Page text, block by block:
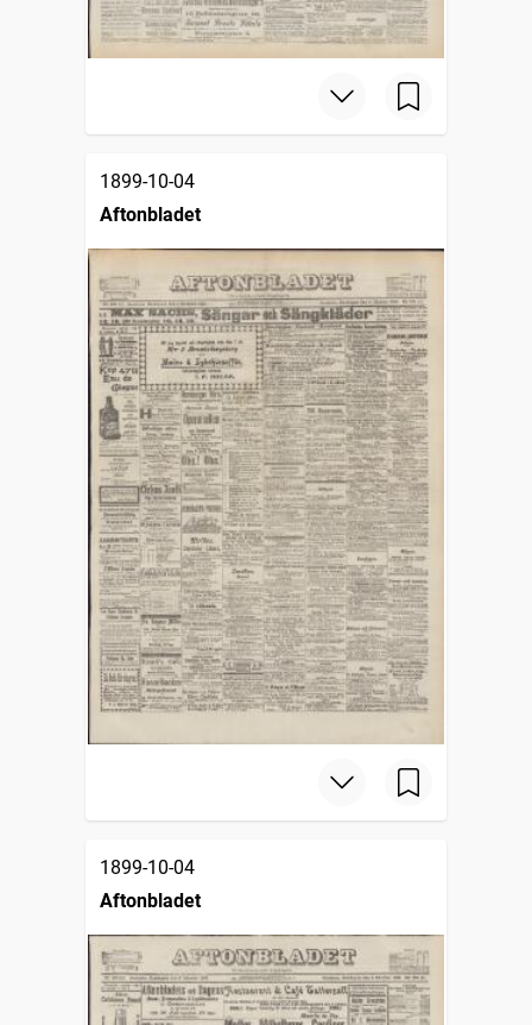
1899-10-04
Aftonbladet
1899-10-04
Aftonbladet